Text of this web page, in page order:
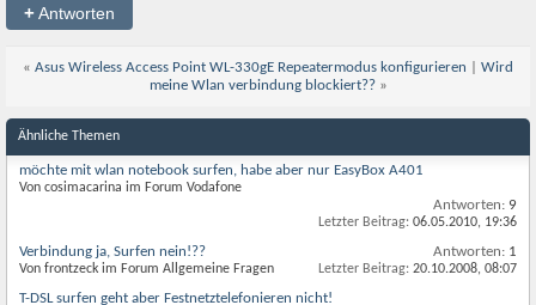
+Antworten
« Asus Wireless Access Point WL-330gE Repeatermodus konfigurieren
Wird
meine Wlan verbindung blockiert?? »
Ähnliche Themen
möchte mit wlan notebook surfen, habe aber nur EasyBox A401
Von cosimacarina im Forum Vodafone
Antworten: 9
Letzter Beitrag: 06.05.2010, 19:36
Verbindung ja, Surfen nein!??
Von frontzeck im Forum Allgemeine Fragen
Antworten: 1
Letzter Beitrag: 20.10.2008, 08:07
T-DSL surfen geht aber Festnetztelefonieren nicht!